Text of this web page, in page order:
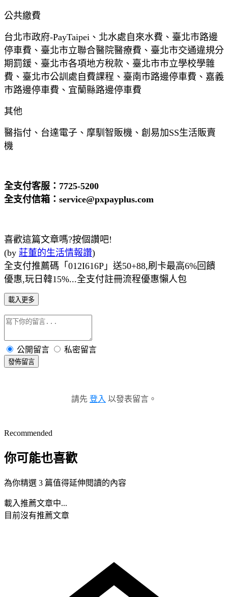
公共繳費
台北市政府-PayTaipei、北水處自來水費、臺北市路邊
停車費、臺北市立聯合醫院醫療費、臺北市交通違規分
期罰鍰、臺北市各項地方稅款、臺北市市立學校學雜
費、臺北市公訓處自費課程、臺南市路邊停車費、嘉義
市路邊停車費、宜蘭縣路邊停車費
其他
醫指付、台達電子、摩馴智販機、創易加SS生活販賣
機
全支付客服：7725-5200
全支付信箱：service@pxpayplus.com
喜歡這篇文章嗎?按個讚吧!
(by 莊董的生活情報讚)
全支付推薦碼「012I616P」送50+88,刷卡最高6%回饋
優惠,玩日韓15%...全支付註冊流程優惠懶人包
載入更多
公開留言 私密留言
發佈留言
請先 登入 以發表留言。
Recommended
你可能也喜歡
為你精選 3 篇值得延伸閱讀的內容
載入推薦文章中...
目前沒有推薦文章